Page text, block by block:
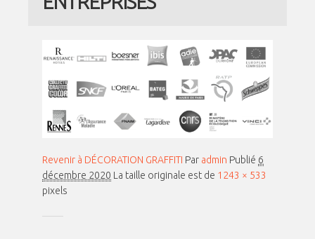
Revenir à DÉCORATION GRAFFITI Par admin Publié 6
décembre 2020 La taille originale est de 1243 × 533
pixels